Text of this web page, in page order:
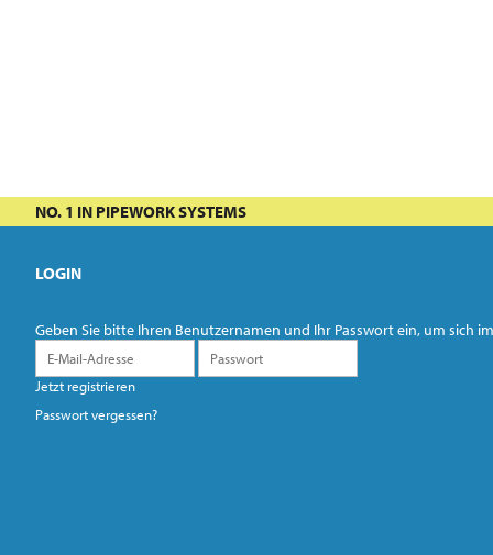
NO. 1 IN PIPEWORK SYSTEMS
LOGIN
Geben Sie bitte Ihren Benutzernamen und Ihr Passwort ein, um sich
Jetzt registrieren
Passwort vergessen?